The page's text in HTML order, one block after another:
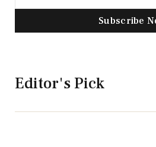
Subscribe
Editor's Pick